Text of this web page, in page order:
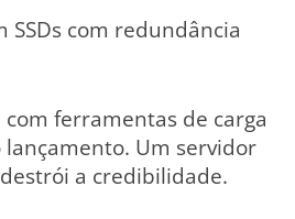
com redundância
ferramentas de carga
Um servidor
a credibilidade.